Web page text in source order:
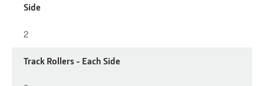
Side
2
Track Rollers - Each Side